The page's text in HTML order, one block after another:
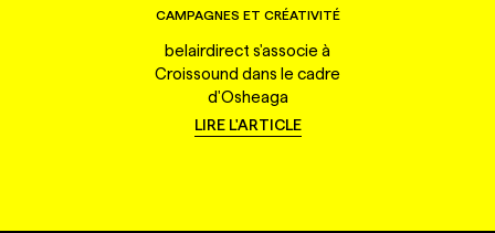
CAMPAGNES ET CRÉATIVITÉ
belairdirect s'associe à
Croissound dans le cadre
d'Osheaga
LIRE L'ARTICLE